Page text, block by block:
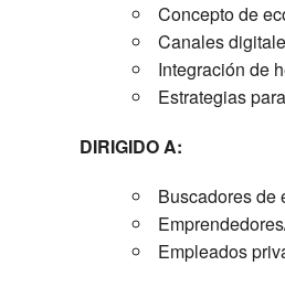
Concepto de
Canales
Integración de
Estrategias
DIRIGIDO A:
Buscadores de
Empleados